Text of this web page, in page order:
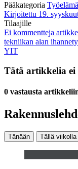
Pääkategoria Työelämä
Kirjoitettu 19.
Tilaajille
Ei kommentteja
tekniikan alan
YIT
Tätä artikkelia ei
0 vastausta
Tänään Tällä viikolla